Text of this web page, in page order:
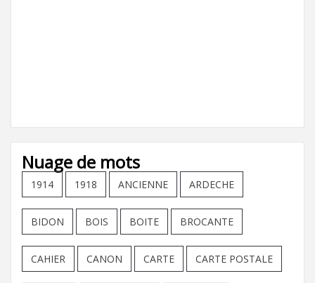
Nuage de mots
1914 1918 ANCIENNE ARDECHE
BIDON BOIS BOITE BROCANTE
CAHIER CANON CARTE CARTE POSTALE